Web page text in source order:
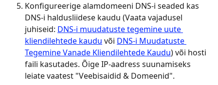
Konfigureerige alamdomeeni DNS-i seaded kas
DNS-i haldusliidese kaudu (Vaata vajadusel
juhiseid: DNS-i muudatuste tegemine uute
kliendilehtede kaudu või DNS-i Muudatuste
Tegemine Vanade Kliendilehtede Kaudu) või hosti
faili kasutades. Õige IP-aadress suunamiseks
leiate vaatest "Veebisaidid & Domeenid".